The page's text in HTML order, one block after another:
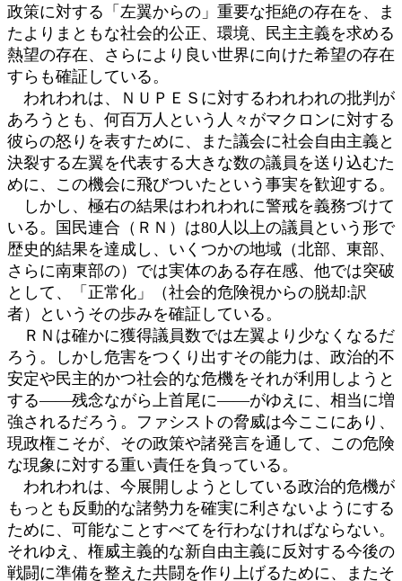
政策に対する「左翼からの」重要な拒絶の存在を、ま
たよりまともな社会的公正、環境、民主主義を求める
熱望の存在、さらにより良い世界に向けた希望の存在
すらも確証している。
われわれは、ＮＵＰＥＳに対するわれわれの批判が
あろうとも、何百万人という人々がマクロンに対する
彼らの怒りを表すために、また議会に社会自由主義と
決裂する左翼を代表する大きな数の議員を送り込むた
めに、この機会に飛びついたという事実を歓迎する。
しかし、極右の結果はわれわれに警戒を義務づけて
いる。国民連合（ＲＮ）は80人以上の議員という形で
歴史的結果を達成し、いくつかの地域（北部、東部、
さらに南東部の）では実体のある存在感、他では突破
として、「正常化」（社会的危険視からの脱却:訳
者）というその歩みを確証している。
ＲＮは確かに獲得議員数では左翼より少なくなるだ
ろう。しかし危害をつくり出すその能力は、政治的不
安定や民主的かつ社会的な危機をそれが利用しようと
する――残念ながら上首尾に――がゆえに、相当に増
強されるだろう。ファシストの脅威は今ここにあり、
現政権こそが、その政策や諸発言を通して、この危険
な現象に対する重い責任を負っている。
われわれは、今展開しようとしている政治的危機が
もっとも反動的な諸勢力を確実に利さないようにする
ために、可能なことすべてを行わなければならない。
それゆえ、権威主義的な新自由主義に反対する今後の
戦闘に準備を整えた共闘を作り上げるために、またそ